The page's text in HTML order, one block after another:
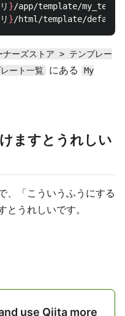
}
}/html/template/
ーズストア > テンプレー
ート一覧 にある
My
ますとうれしい
、「こういうふうにする
とうれしいです。
use Qiita more